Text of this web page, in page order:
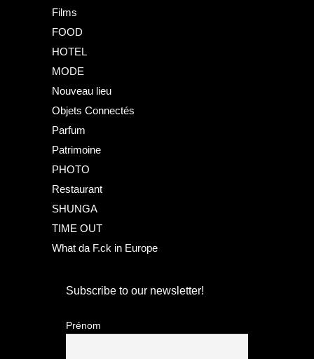
Films
FOOD
HOTEL
MODE
Nouveau lieu
Objets Connectés
Parfum
Patrimoine
PHOTO
Restaurant
SHUNGA
TIME OUT
What da F.ck in Europe
Subscribe to our newsletter!
Prénom